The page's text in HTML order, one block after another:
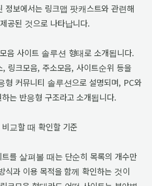
정보에서는 링크맵 팟캐스트와 관련해
공된 것으로 나타납니다.
음 사이트 솔루션 형태로 소개됩니다.
링크모음, 주소모음, 사이트순위 등을
형 커뮤니티 솔루션으로 설명되며, PC와
는 반응형 구조라고 소개됩니다.
교할 때 확인할 기준
트를 살펴볼 때는 단순히 목록의 개수만
식과 이용 목적을 함께 확인하는 것이